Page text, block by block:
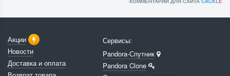
Акции
Новости
Доставка и оплата
Сервисы:
Pandora-Спутник
Pandora Clone